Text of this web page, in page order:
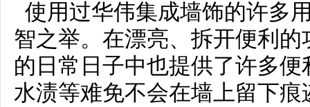
使用过华伟集成墙饰的许多
智之举。在漂亮、拆开便利
的日常日子中也提供了许多
水渍等难免不会在墙上留下